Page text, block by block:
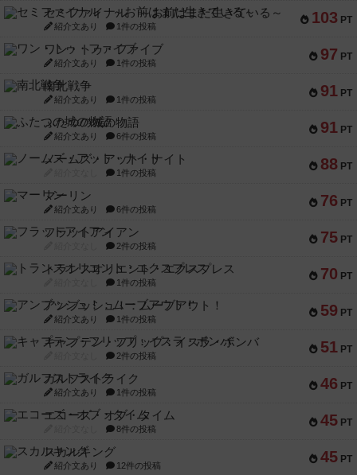
103 PT
セミファイナル ～お前はまだ生きている～
紹介文あり 1件の投稿
97 PT
ワン・トゥ・ファイブ
紹介文あり 1件の投稿
91 PT
南北戦争
紹介文あり 1件の投稿
91 PT
ふたつの城の物語
紹介文あり 6件の投稿
88 PT
ノームズ・アット・ナイト
1件の投稿
76 PT
マーリン
紹介文あり 6件の投稿
75 PT
フラットアイアン
2件の投稿
70 PT
トランスオリエント・エクスプレス
1件の投稿
59 PT
アンブッシュ！：ムーブアウト！
紹介文あり 1件の投稿
51 PT
キャプテン・フリップ：イスラ・ボンバ
2件の投稿
46 PT
ガルフストライク
紹介文あり 1件の投稿
45 PT
エコーズ・オブ・タイム
8件の投稿
45 PT
スカルキング
紹介文あり 12件の投稿